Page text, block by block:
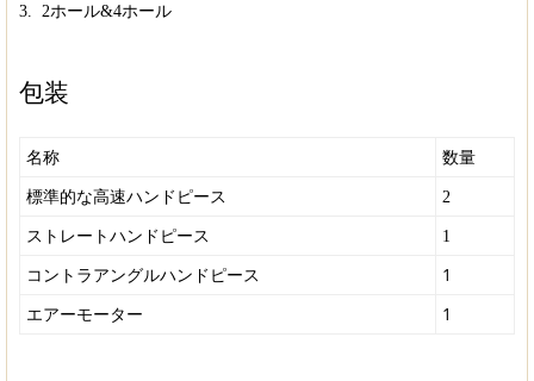
3. 2ホール&4ホール
包装
名称 数量
標準的な高速ハンドピース 2
ストレートハンドピース 1
コントラアングルハンドピース 1
エアーモーター 1